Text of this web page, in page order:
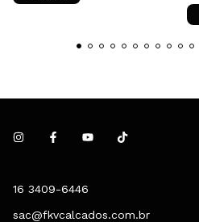
16 3409-6446
sac@fkvcalcados.com.br